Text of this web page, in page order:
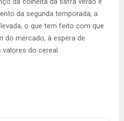
da segunda temporada, a
o que tem feito com que
do mercado, à espera de
do cereal.